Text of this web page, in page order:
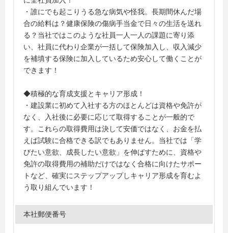
・誰にでも起こりうる急な病気や怪我。長期間休んだ場
合の給料は？健康保険の傷病手当金で日々の生活を送れ
る？当社ではこのような社員一人一人の課題に寄り添
い、社員に代わり企業が一括して保険加入し、収入減少
を補填する保険に加入しているため安心して働くことが
できます！
◆積極的な育成支援とキャリア形成！
・建設業に初めて入社する方のほとんどは資格や免許が
なく、入社後に必要に応じて取得することが一般的で
す。これらの取得費用は決して安価ではなく、お金を払
えば試験に合格できる訳でもありません。当社では「学
びたい意欲、成長したい意欲」を伸ばすために、資格や
免許の取得費用の補助だけではなく合格に向けたサポー
トなど、確実にステップアップしキャリア形成を育むよ
う取り組んでいます！
本社郵便番号